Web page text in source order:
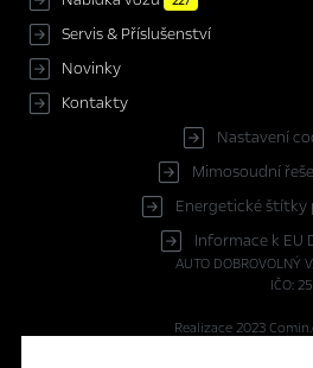
Servis & Příslušenství
Novinky
Kontakty
Nastavení
Mimosoudní
Energetické štítky
Informace k EU
AUTO DOBROVOLNÝ
IČO:
Realizace 2023